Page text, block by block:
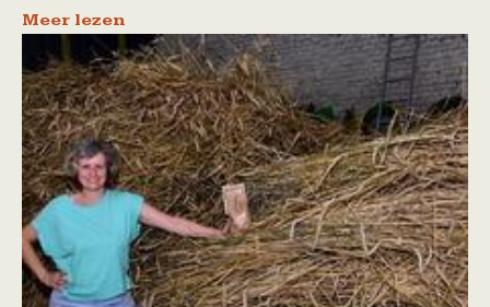
Meer lezen